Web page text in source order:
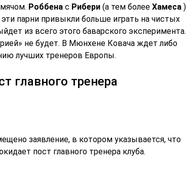
Роббена с Рибери (а тем более Хамеса )
парни привыкли больше играть на чистых
из всего этого баварского эксперимента.
не будет. В Мюнхене Ковача ждет либо
лучших тренеров Европы.
главного тренера
заявление, в котором указывается, что
пост главного тренера клуба.